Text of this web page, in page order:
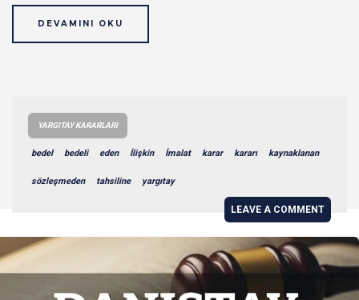
DEVAMINI OKU
YARGITAY KARARLARI
bedel bedeli eden İlişkin İmalat karar kararı kaynaklanan
sözleşmeden tahsiline yargıtay
LEAVE A COMMENT